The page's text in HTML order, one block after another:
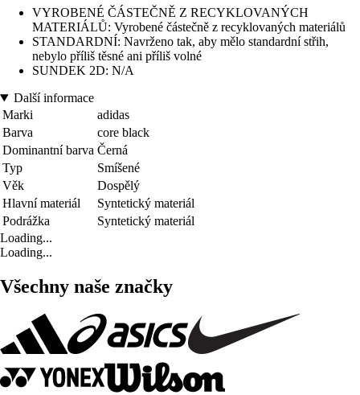
VYROBENÉ ČÁSTEČNĚ Z RECYKLOVANÝCH
MATERIÁLŮ: Vyrobené částečně z recyklovaných materiálů
STANDARDNÍ: Navrženo tak, aby mělo standardní střih,
nebylo příliš těsné ani příliš volné
SUNDEK 2D: N/A
Další informace
Marki
adidas
Barva
core black
Dominantní barva Černá
Typ
Smíšené
Věk
Dospělý
Hlavní materiál
Syntetický materiál
Podrážka
Syntetický materiál
Loading...
Loading...
Všechny naše značky